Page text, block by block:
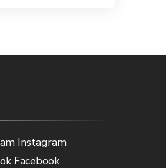
Instagram
Facebook